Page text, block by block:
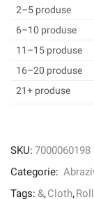
3M
314D,
roșu,
230
mm
P150
2–5 produse
6–10 produse
11–15 produse
16–20 produse
21+ produse
SKU: 7000060198
Categorie:
Tags: &,Cloth,